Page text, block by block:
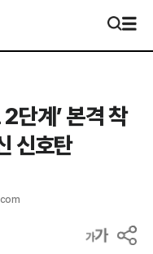
단계’ 본격 착
신호탄